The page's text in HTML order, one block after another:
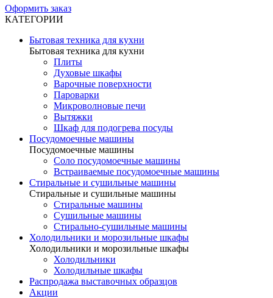
Оформить заказ
КАТЕГОРИИ
Бытовая техника для кухни
Бытовая техника для кухни
Плиты
Духовые шкафы
Варочные поверхности
Пароварки
Микроволновые печи
Вытяжки
Шкаф для подогрева посуды
Посудомоечные машины
Посудомоечные машины
Соло посудомоечные машины
Встраиваемые посудомоечные машины
Стиральные и сушильные машины
Стиральные и сушильные машины
Стиральные машины
Сушильные машины
Стирально-сушильные машины
Холодильники и морозильные шкафы
Холодильники и морозильные шкафы
Холодильники
Холодильные шкафы
Распродажа выставочных образцов
Акции